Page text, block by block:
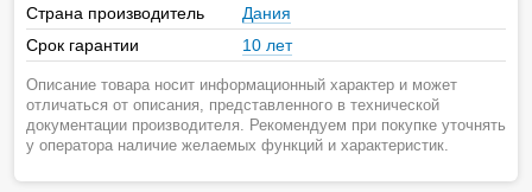
Страна производитель
Дания
Срок гарантии
10 лет
Описание товара носит информационный характер и может
отличаться от описания, представленного в технической
документации производителя. Рекомендуем при покупке уточнять
у оператора наличие желаемых функций и характеристик.